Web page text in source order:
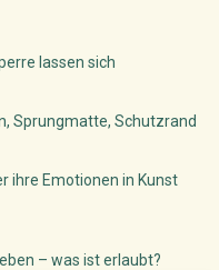
lassen sich
Sprungmatte, Schutzrand
ihre Emotionen in Kunst
– was ist erlaubt?